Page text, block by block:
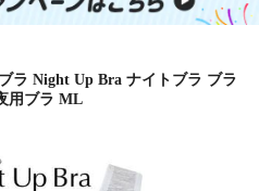
ラ Night Up Bra ナイトブラ ブラ
用ブラ ML